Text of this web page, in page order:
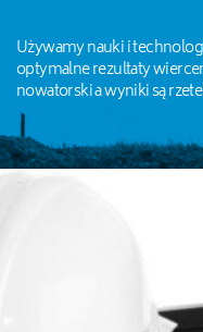
Używamy nauki i
optymalne rezultaty
nowatorski a wyniki są